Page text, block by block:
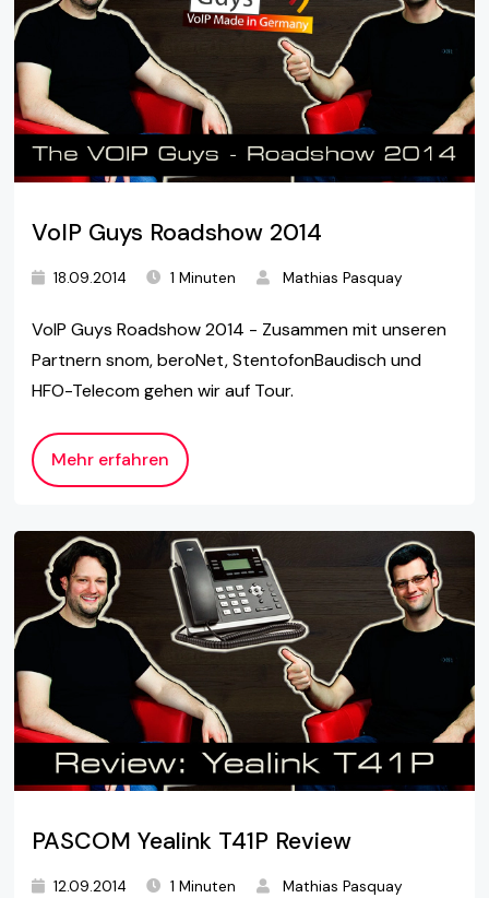
VoIP Guys Roadshow 2014
18.09.2014 1 Minuten Mathias Pasquay
VoIP Guys Roadshow 2014 - Zusammen mit unseren
Partnern snom, beroNet, StentofonBaudisch und
HFO-Telecom gehen wir auf Tour.
Mehr erfahren
PASCOM Yealink T41P Review
12.09.2014 1 Minuten Mathias Pasquay